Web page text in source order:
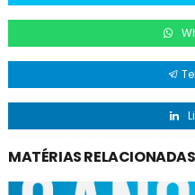
MATÉRIAS RELACIONADAS